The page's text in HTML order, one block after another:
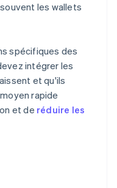
les wallets
spécifiques des
intégrer les
et qu'ils
rapide
et de réduire les